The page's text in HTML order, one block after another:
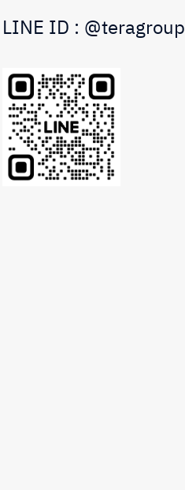
LINE ID : @teragroup